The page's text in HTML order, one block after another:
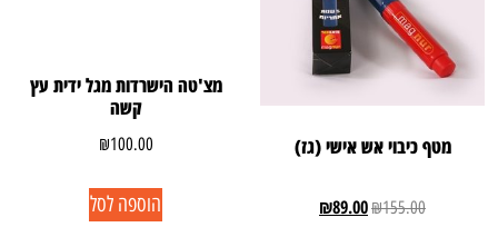
מטף כיבוי אש אישי (גז)
₪155.00
₪89.00
מצ'טה הישרדות מגל ידית עץ
קשה
₪100.00
הוספה לסל